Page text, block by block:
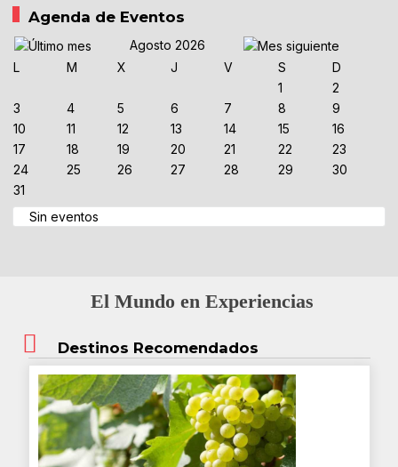
Agenda de Eventos
Agosto 2026
L
M X J V S
D
1
2
3
4 5 6 7 8
9
10
11 12 13 14 15
16
17
18 19 20 21 22
23
24
25 26 27 28 29
30
31
Sin eventos
El Mundo en Experiencias
Destinos Recomendados